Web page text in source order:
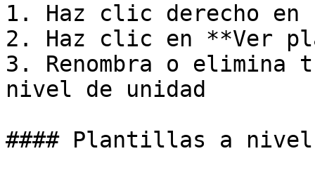
1. Haz clic derecho en
2. Haz clic en **Ver
3. Renombra o
nivel de unidad
#### Plantillas a